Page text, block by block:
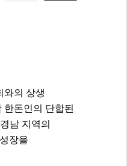
와의 상생
돈인의 단합된
경남 지역의
장을